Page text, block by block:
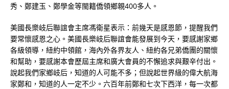
秀、鄭建玉、鄭學金等閩籍僑領鄉親400多人。
美國長樂岐后聯誼會主席馮衛星表示：前幾天是感恩節，提醒我們
要常懷感恩之心。美國長樂岐后聯誼會能發展到今天，要感謝家鄉
各級領導，紐約中領館，海內外各界友人、紐約各兄弟僑團的關懷
和幫助，要感謝本會歷屆主席和廣大會員的不懈追求與艱辛付出。
說起我們家鄉岐后，知道的人可能不多；但說起世界級的偉大航海
家鄭和，知道的人一定不少。六百年前鄭和七次下西洋，每一次都